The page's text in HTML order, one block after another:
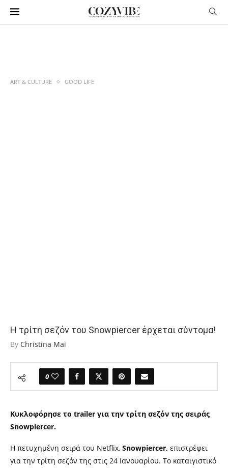
ART & CULTURE GOOD LIFE
Η τρίτη σεζόν του Snowpiercer έρχεται σύντομα!
By Christina Mai
0
Κυκλοφόρησε το trailer για την τρίτη σεζόν της σειράς
Snowpiercer.
Η πετυχημένη σειρά του Netflix, Snowpiercer, επιστρέφει
για την τρίτη σεζόν της στις 24 Ιανουαρίου. Το καταιγιστικό